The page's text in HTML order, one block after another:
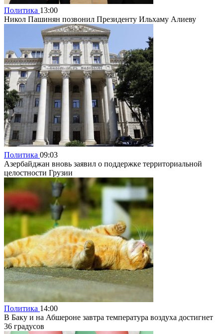
Политика 13:00
Никол Пашинян позвонил Президенту Ильхаму Алиеву
Политика 09:03
Азербайджан вновь заявил о поддержке территориальной
целостности Грузии
Политика 14:00
В Баку и на Абшероне завтра температура воздуха достигнет
36 градусов